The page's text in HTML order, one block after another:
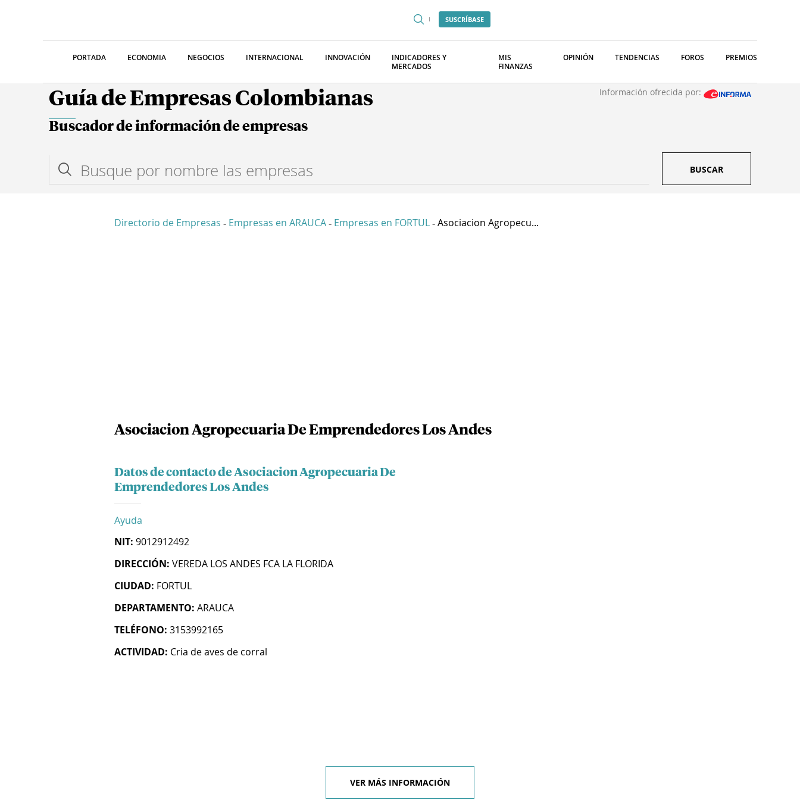
SUSCRÍBASE
PORTADA ECONOMIA NEGOCIOS INTERNACIONAL INNOVACIÓN
INDICADORES Y
MERCADOS
MIS
FINANZAS
OPINIÓN TENDENCIAS FOROS PREMIOS
Guía de Empresas Colombianas Información ofrecida por:
Buscador de información de empresas
BUSCAR
Directorio de Empresas - Empresas en ARAUCA - Empresas en FORTUL - Asociacion Agropecu...
Asociacion Agropecuaria De Emprendedores Los Andes
Datos de contacto de Asociacion Agropecuaria De
Emprendedores Los Andes
Ayuda
NIT: 9012912492
DIRECCIÓN: VEREDA LOS ANDES FCA LA FLORIDA
CIUDAD: FORTUL
DEPARTAMENTO: ARAUCA
TELÉFONO: 3153992165
ACTIVIDAD: Cria de aves de corral
VER MÁS INFORMACIÓN